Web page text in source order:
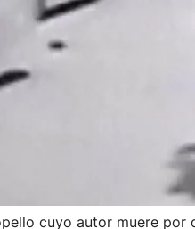
cuyo autor muere por